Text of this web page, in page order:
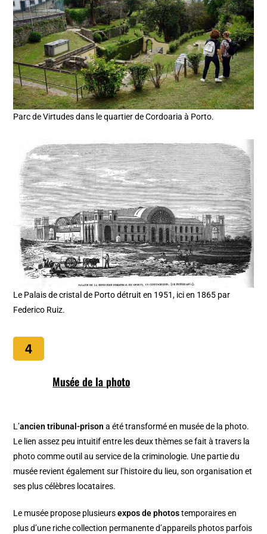
Parc de Virtudes dans le quartier de Cordoaria à Porto.
Le Palais de cristal de Porto détruit en 1951, ici en 1865 par
Federico Ruiz.
Musée de la photo
L’ancien tribunal-prison a été transformé en musée de la photo.
Le lien assez peu intuitif entre les deux thèmes se fait à travers la
photo comme outil au service de la criminologie. Une partie du
musée revient également sur l’histoire du lieu, son organisation et
ses plus célèbres locataires.
Le musée propose plusieursexpos de photostemporaires en
plus d’une riche collection permanente d’appareils photos parfois